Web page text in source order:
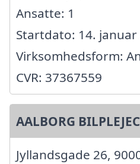
Ansatte: 1
Startdato: 14. januar
Virksomhedsform:
CVR: 37367559
AALBORG
Jyllandsgade 26,